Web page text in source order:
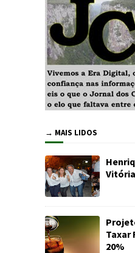
→ MAIS LIDOS
Vitória
Taxar
20%